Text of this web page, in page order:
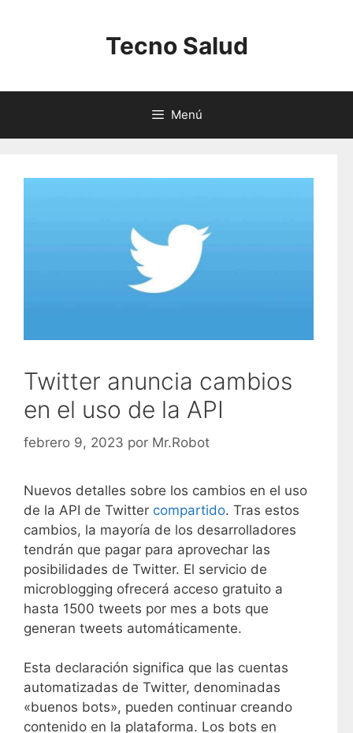
Tecno Salud
Menú
Twitter anuncia cambios
en el uso de la API
febrero 9, 2023 por Mr.Robot
Nuevos detalles sobre los cambios en el uso
de la API de Twitter compartido. Tras estos
cambios, la mayoría de los desarrolladores
tendrán que pagar para aprovechar las
posibilidades de Twitter. El servicio de
microblogging ofrecerá acceso gratuito a
hasta 1500 tweets por mes a bots que
generan tweets automáticamente.
Esta declaración significa que las cuentas
automatizadas de Twitter, denominadas
«buenos bots», pueden continuar creando
contenido en la plataforma. Los bots en